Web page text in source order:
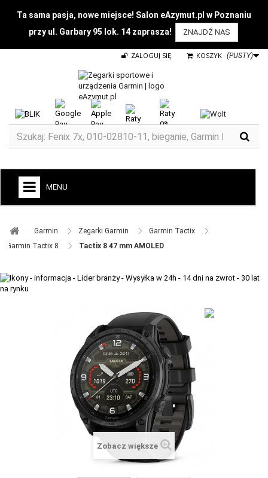
Ta sama pasja, nowe miejsce! Salon eAzymut.pl w Poznaniu
przy ul. Garbary 95 lok. 14 zaprasza!
ZNAJDŹ NAS
KOSZYK (PUSTY)
ZALOGUJ SIĘ
MENU
TACX
VOSTOK EUROPE ZEGARKI
Garmin ​ Zegarki Garmin ​
Garmin Tactix ​
Garmin Tactix 8 ​
Tactix 8 47 mm AMOLED
Zobacz większe